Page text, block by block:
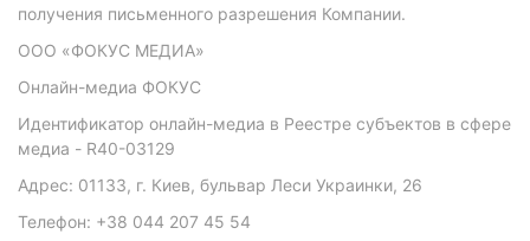
получения письменного разрешения Компании.
ООО «ФОКУС МЕДИА»
Онлайн-медиа ФОКУС
Идентификатор онлайн-медиа в Реестре субъектов в сфере
медиа - R40-03129
Адрес: 01133, г. Киев, бульвар Леси Украинки, 26
Телефон: +38 044 207 45 54